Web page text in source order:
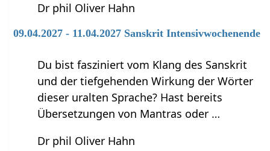
Dr phil Oliver Hahn
09.04.2027 - 11.04.2027 Sanskrit Intensivwochenende
Du bist fasziniert vom Klang des Sanskrit
und der tiefgehenden Wirkung der Wörter
dieser uralten Sprache? Hast bereits
Übersetzungen von Mantras oder …
Dr phil Oliver Hahn